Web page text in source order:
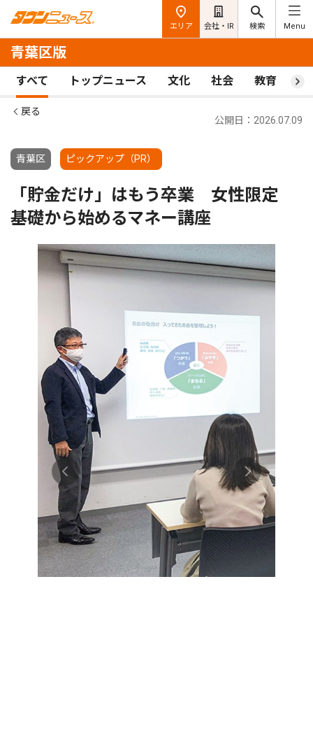
エリア 会社・IR 検索 Menu
青葉区版
すべて トップニュース 文化 社会 教育 ス
戻る
青葉区 ピックアップ（PR）
公開日：2026.07.09
「貯金だけ」はもう卒業 女性限定
基礎から始めるマネー講座